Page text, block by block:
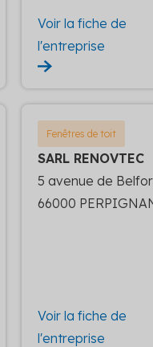
Voir la fiche de
l'entreprise
Fenêtres de toit
SARL RENOVTEC
5 avenue de
66000
Voir la fiche de
l'entreprise